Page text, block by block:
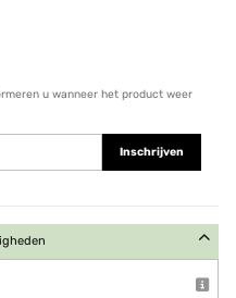
u wanneer het product weer
Inschrijven